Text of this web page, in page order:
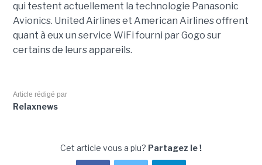
qui testent actuellement la technologie Panasonic
Avionics. United Airlines et American Airlines offrent
quant à eux un service WiFi fourni par Gogo sur
certains de leurs appareils.
Article rédigé par
Relaxnews
Cet article vous a plu? Partagez le !